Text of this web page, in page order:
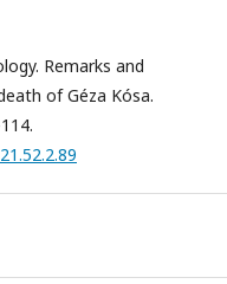
Remarks and
of Géza Kósa.